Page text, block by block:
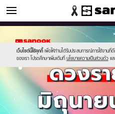
ดูดวง
เว็บไซต์นี้ใช้คุกกี้ เพื่อให้ท่านได้รับประสบการณ์การใช้งานที่
ของเรา โปรดศึกษาเพิ่มเติมที่ นโยบายความเป็นส่วนตัว แล
//s.isanook.com/sr/0/images/logo-
new-
sanook.png
//s.isanook.com/ho/0/ud/65/
month(16).jpg